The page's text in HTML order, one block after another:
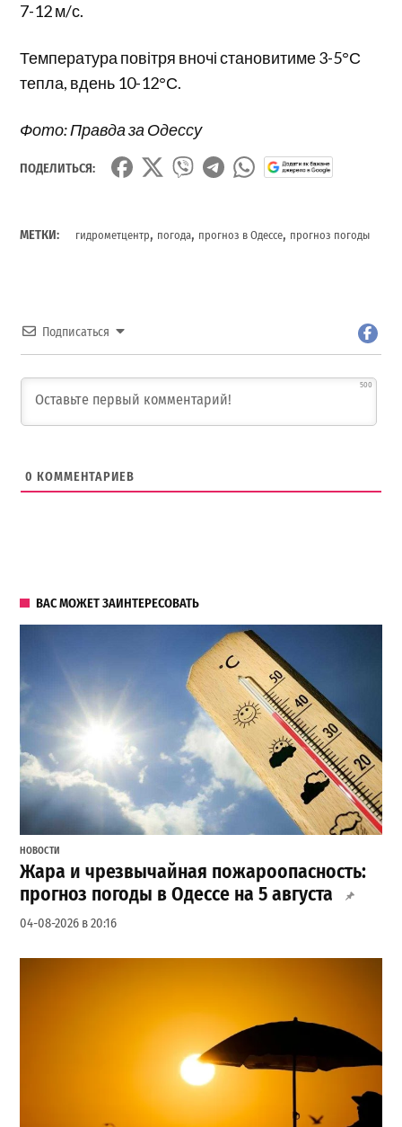
7-12 м/с.
Температура повітря вночі становитиме 3-5°С
тепла, вдень 10-12°С.
Фото: Правда за Одессу
ПОДЕЛИТЬСЯ:
МЕТКИ: гидрометцентр, погода, прогноз в Одессе, прогноз погоды
Подписаться
500
0 КОММЕНТАРИЕВ
ВАС МОЖЕТ ЗАИНТЕРЕСОВАТЬ
НОВОСТИ
Жара и чрезвычайная пожароопасность:
прогноз погоды в Одессе на 5 августа
04-08-2026 в 20:16